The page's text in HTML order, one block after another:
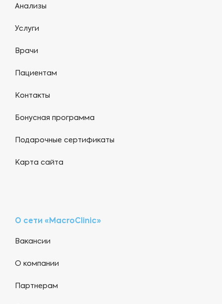
Анализы
Услуги
Врачи
Пациентам
Контакты
Бонусная программа
Подарочные сертификаты
Карта сайта
О сети «MacroClinic»
Вакансии
О компании
Партнерам